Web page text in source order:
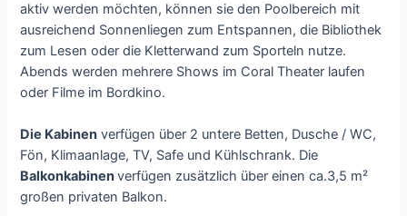
aktiv werden möchten, können sie den Poolbereich mit
ausreichend Sonnenliegen zum Entspannen, die Bibliothek
zum Lesen oder die Kletterwand zum Sporteln nutze.
Abends werden mehrere Shows im Coral Theater laufen
oder Filme im Bordkino.
Die Kabinen verfügen über 2 untere Betten, Dusche / WC,
Fön, Klimaanlage, TV, Safe und Kühlschrank. Die
Balkonkabinenverfügen zusätzlich über einen ca.3,5 m²
großen privaten Balkon.